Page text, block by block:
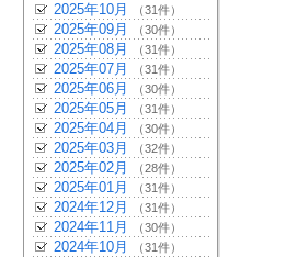
2025年10月 （31件）
2025年09月 （30件）
2025年08月 （31件）
2025年07月 （31件）
2025年06月 （30件）
2025年05月 （31件）
2025年04月 （30件）
2025年03月 （32件）
2025年02月 （28件）
2025年01月 （31件）
2024年12月 （31件）
2024年11月 （30件）
2024年10月 （31件）